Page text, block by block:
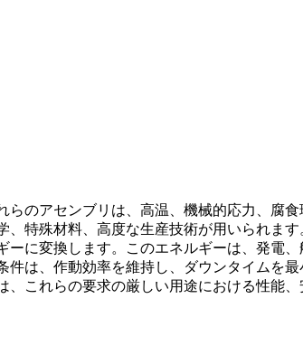
のアセンブリは、高温、機械的応力、腐
、特殊材料、高度な生産技術が用いられます
に変換します。このエネルギーは、 発電
は、作動効率を維持し、ダウンタイムを最
これらの要求の厳しい用途における性能